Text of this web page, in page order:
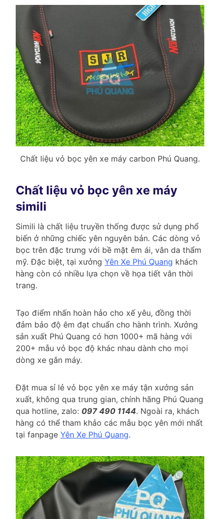
Chất liệu vỏ bọc yên xe máy carbon Phú Quang.
Chất liệu vỏ bọc yên xe máy
simili
Simili là chất liệu truyền thống được sử dụng phổ
biến ở những chiếc yên nguyên bản. Các dòng vỏ
bọc trên đặc trưng với bề mặt êm ái, vân da thẩm
mỹ. Đặc biệt, tại xưởng Yên Xe Phú Quang khách
hàng còn có nhiều lựa chọn về họa tiết vân thời
trang.
Tạo điểm nhấn hoàn hảo cho xế yêu, đồng thời
đảm bảo độ êm đạt chuẩn cho hành trình. Xưởng
sản xuất Phú Quang có hơn 1000+ mã hàng với
200+ mẫu vỏ bọc độ khác nhau dành cho mọi
dòng xe gắn máy.
Đặt mua sỉ lẻ vỏ bọc yên xe máy tận xưởng sản
xuất, không qua trung gian, chính hãng Phú Quang
qua hotline, zalo: 097 490 1144. Ngoài ra, khách
hàng có thể tham khảo các mẫu bọc yên mới nhất
tại fanpage Yên Xe Phú Quang.